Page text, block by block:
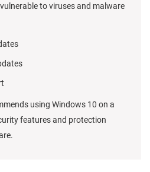
to viruses and malware
using Windows 10 on a
features and protection